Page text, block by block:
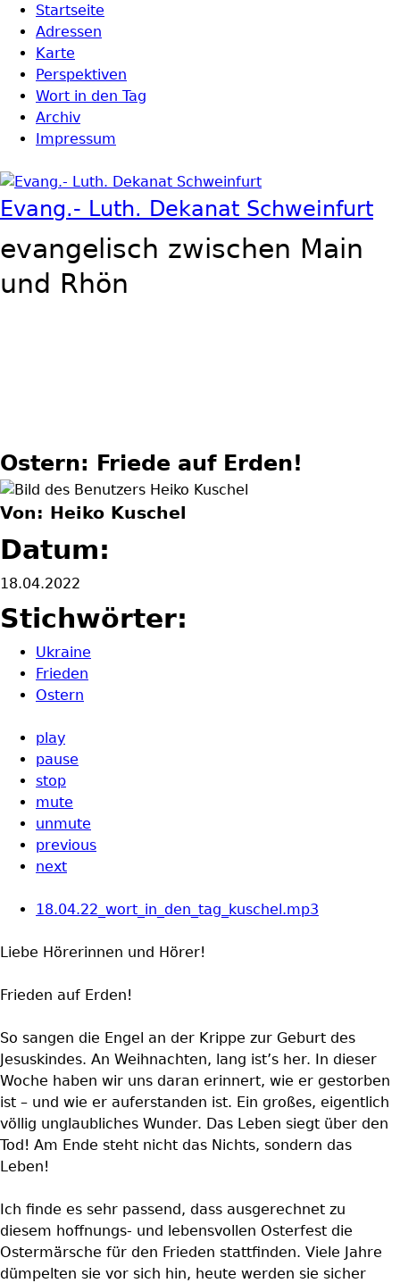
Direkt zum Inhalt
Hauptmenü
Startseite
Adressen
Karte
Perspektiven
Wort in den Tag
Archiv
Impressum
Evang.- Luth. Dekanat Schweinfurt
evangelisch zwischen Main
und Rhön
Ostern: Friede auf Erden!
Von: Heiko Kuschel
Datum:
18.04.2022
Stichwörter:
Ukraine
Frieden
Ostern
play
pause
stop
mute
unmute
previous
next
18.04.22_wort_in_den_tag_kuschel.mp3
Liebe Hörerinnen und Hörer!
Frieden auf Erden!
So sangen die Engel an der Krippe zur Geburt des
Jesuskindes. An Weihnachten, lang ist’s her. In dieser
Woche haben wir uns daran erinnert, wie er gestorben
ist – und wie er auferstanden ist. Ein großes, eigentlich
völlig unglaubliches Wunder. Das Leben siegt über den
Tod! Am Ende steht nicht das Nichts, sondern das
Leben!
Ich finde es sehr passend, dass ausgerechnet zu
diesem hoffnungs- und lebensvollen Osterfest die
Ostermärsche für den Frieden stattfinden. Viele Jahre
dümpelten sie vor sich hin, heute werden sie sicher